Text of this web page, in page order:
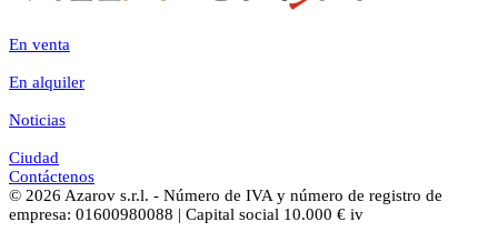
En venta
En alquiler
Noticias
Ciudad
Contáctenos
© 2026 Azarov s.r.l. - Número de IVA y número de registro de
empresa: 01600980088 | Capital social 10.000 € iv